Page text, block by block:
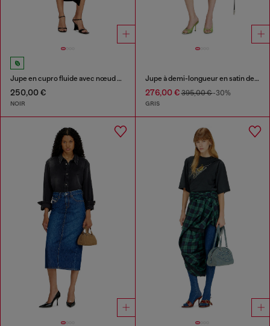
Jupe en cupro fluide avec nœud sur le devant
250,00 €
NOIR
Jupe à demi-longueur en satin denim coton-chanvre
276,00 €395,00 €-30%
GRIS